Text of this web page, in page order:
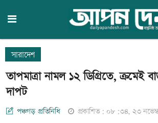
সারাদেশ
তাপমাত্রা নামল ১২ ডিগ্রিতে, ক্রমেই
দাপট
পঞ্চগড় প্রতিনিধি প্রকাশিত: ০৮:৩৪, ২৩